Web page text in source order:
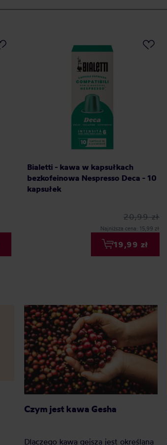
Bialetti - kawa w kapsułkach
bezkofeinowa Nespresso Deca - 10
kapsułek
20,99 zł
Najniższa cena: 15,99 zł
19,99 zł
Czym jest kawa Gesha
Dlaczego kawa gejsza jest określana